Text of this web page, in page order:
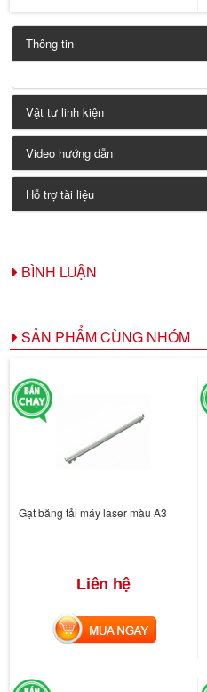
Thông tin
Vật tư linh kiện
Video hướng dẫn
Hỗ trợ tài liệu
BÌNH LUẬN
SẢN PHẨM CÙNG NHÓM
Gạt băng tải máy laser màu A3
Liên hệ
MUA NGAY